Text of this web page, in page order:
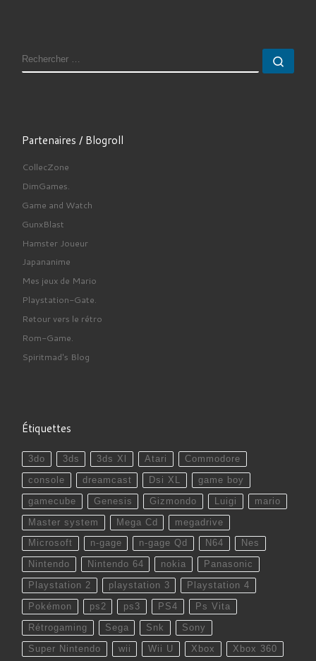
RECHERCHER
Partenaires / Blogroll
CollecZone
DimGames.
Game and Watch
GunxBlast
Hamster Joueur
Japananime
Mes jeux de Mario
Playstation-Gate.
Retour vers le rétro
Rom-Game.
Spiritmad's Blog
Étiquettes
3do 3ds 3ds Xl Atari Commodore
console dreamcast Dsi XL game boy
gamecube Genesis Gizmondo Luigi mario
Master system Mega Cd megadrive
Microsoft n-gage n-gage Qd N64 Nes
Nintendo Nintendo 64 nokia Panasonic
Playstation 2 playstation 3 Playstation 4
Pokémon ps2 ps3 PS4 Ps Vita
Rétrogaming Sega Snk Sony
Super Nintendo wii Wii U Xbox Xbox 360